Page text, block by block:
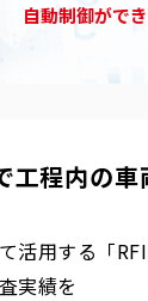
自動制御がで
工程内の
活用する「
実績を